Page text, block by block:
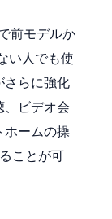
前モデルか
い人でも使
さらに強化
、ビデオ会
ホームの操
ことが可